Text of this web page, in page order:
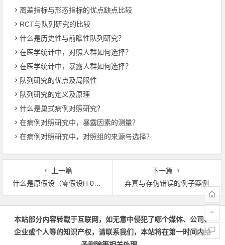
离差指标与形态指标的优点缺点比较
RCT与队列研究的比较
什么是历史性与前瞻性队列研究？
在医学统计中，对照人群如何选择？
在医学统计中，暴露人群如何选择？
队列研究的优点及局限性
队列研究的定义及原理
什么是巢式病例对照研究？
在病例对照研究中，暴露因素的测量？
在病例对照研究中，对照组的来源与选择？
上一篇
什么是原假设（零假设H 0）和备择假设（H 1 ）
下一篇
弃真与存伪错误的例子案例
文章导航
本站部分内容转载于互联网，如无意中侵犯了哪个媒体、公司、
企业或个人等的知识产权，请联系我们，本站将在第一时间内给